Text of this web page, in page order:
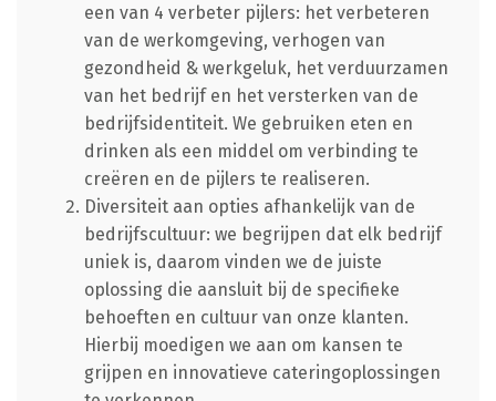
een van 4 verbeter pijlers: het verbeteren
van de werkomgeving, verhogen van
gezondheid & werkgeluk, het verduurzamen
van het bedrijf en het versterken van de
bedrijfsidentiteit. We gebruiken eten en
drinken als een middel om verbinding te
creëren en de pijlers te realiseren.
Diversiteit aan opties afhankelijk van de
bedrijfscultuur: we begrijpen dat elk bedrijf
uniek is, daarom vinden we de juiste
oplossing die aansluit bij de specifieke
behoeften en cultuur van onze klanten.
Hierbij moedigen we aan om kansen te
grijpen en innovatieve cateringoplossingen